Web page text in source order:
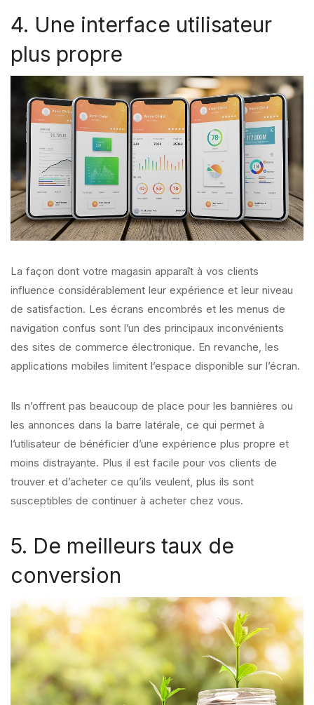
4. Une interface utilisateur
plus propre
La façon dont votre magasin apparaît à vos clients
influence considérablement leur expérience et leur niveau
de satisfaction. Les écrans encombrés et les menus de
navigation confus sont l’un des principaux inconvénients
des sites de commerce électronique. En revanche, les
applications mobiles limitent l’espace disponible sur l’écran.
Ils n’offrent pas beaucoup de place pour les bannières ou
les annonces dans la barre latérale, ce qui permet à
l’utilisateur de bénéficier d’une expérience plus propre et
moins distrayante. Plus il est facile pour vos clients de
trouver et d’acheter ce qu’ils veulent, plus ils sont
susceptibles de continuer à acheter chez vous.
5. De meilleurs taux de
conversion